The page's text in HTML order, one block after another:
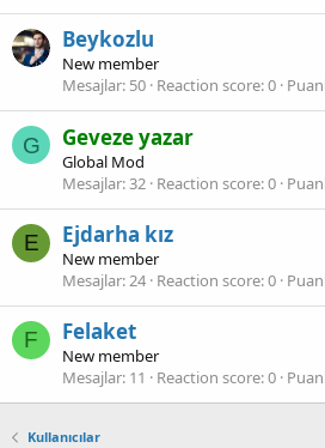
Beykozlu
New member
Mesajlar 50 Reaction score 0
G Geveze yazar
Global Mod
Mesajlar 32 Reaction score 0
E Ejdarha kız
New member
Mesajlar 24 Reaction score 0
F Felaket
New member
Mesajlar 11 Reaction score 0
Kullanıcılar